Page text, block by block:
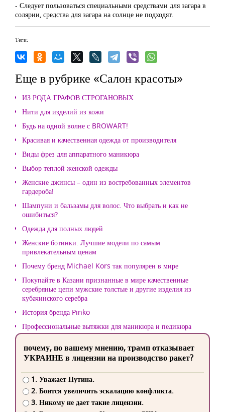
- Следует пользоваться специальными средствами для загара в
солярии, средства для загара на солнце не подходят.
Теги:
Еще в рубрике «Салон красоты»
ИЗ РОДА ГРАФОВ СТРОГАНОВЫХ
Нити для изделий из кожи
Будь на одной волне с BROWART!
Красивая и качественная одежда от производителя
Виды фрез для аппаратного маникюра
Выбор теплой женской одежды
Женские джинсы – один из востребованных элементов
гардероба!
Шампуни и бальзамы для волос. Что выбрать и как не
ошибиться?
Одежда для полных людей
Женские ботинки. Лучшие модели по самым
привлекательным ценам
Почему бренд Michael Kors так популярен в мире
Покупайте в Казани признанные в мире качественные
серебряные цепи мужские толстые и другие изделия из
кубачинского серебра
История бренда Pinko
Профессиональные вытяжки для маникюра и педикюра
почему, по вашему мнению, трамп отказывает
УКРАИНЕ в лицензии на производство ракет?
1. Уважает Путина.
2. Боится увеличить эскалацию конфликта.
3. Никому не дает такие лицензии.